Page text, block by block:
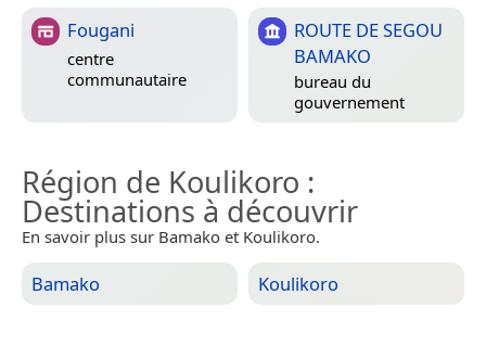
Fougani
centre
communautaire
ROUTE DE SEGOU
BAMAKO
bureau du
gouvernement
Région de Koulikoro :
Destinations à découvrir
En savoir plus sur Bamako et Koulikoro.
Bamako Koulikoro